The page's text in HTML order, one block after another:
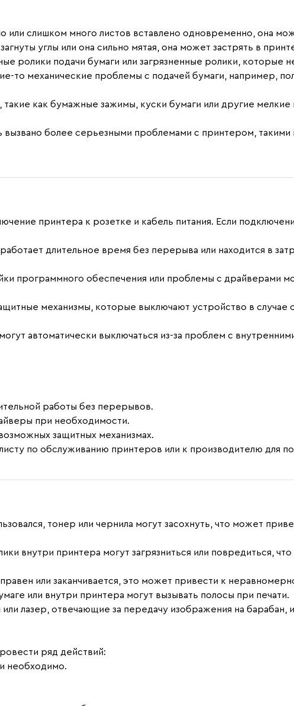
или слишком много листов вставлено одновременно, она
углы или она сильно мятая, она может застрять в
ролики подачи бумаги или загрязненные ролики, которые
то механические проблемы с подачей бумаги, например,
как бумажные зажимы, куски бумаги или другие
более серьезными проблемами с принтером, такими
принтера к розетке и кабель питания. Если
длительное время без перерыва или находится в
программного обеспечения или проблемы с драйверами
механизмы, которые выключают устройство в случае
автоматически выключаться из-за проблем с
работы без перерывов.
при необходимости.
защитных механизмах.
по обслуживанию принтеров или к производителю для
тонер или чернила могут засохнуть, что может
внутри принтера могут загрязниться или повредиться,
или заканчивается, это может привести к
или внутри принтера могут вызывать полосы при печати.
или лазер, отвечающие за передачу изображения на барабан,
ряд действий:
необходимо.